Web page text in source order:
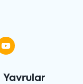
Yavrular